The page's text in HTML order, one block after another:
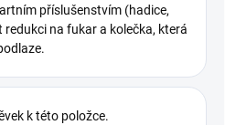
příslušenstvím (hadice,
na fukar a kolečka, která
k této položce.